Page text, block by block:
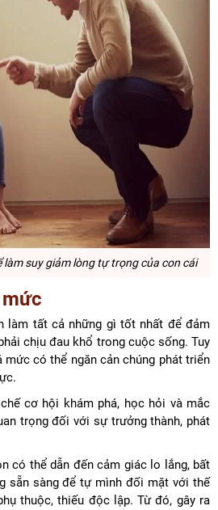
làm suy giảm lòng tự trọng của con cái
mức
làm tất cả những gì tốt nhất để đảm
chịu đau khổ trong cuộc sống. Tuy
mức có thể ngăn cản chúng phát triển
cơ hội khám phá, học hỏi và mắc
trọng đối với sự trưởng thành, phát
có thể dẫn đến cảm giác lo lắng, bất
sẵn sàng để tự mình đối mặt với thế
thuộc, thiếu độc lập. Từ đó, gây ra